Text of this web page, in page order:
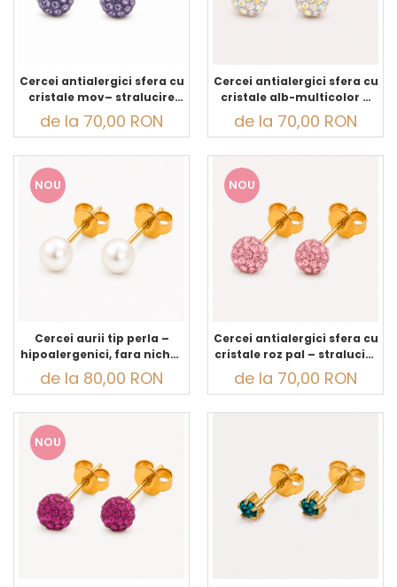
Cercei antialergici sfera cu
cristale mov– stralucire
delicata
de la 70,00 RON
Cercei antialergici sfera cu
cristale alb-multicolor –
stralucire delicata
de la 70,00 RON
NOU
Cercei aurii tip perla –
hipoalergenici, fara nichel,
pentru piele sensibila
de la 80,00 RON
NOU
Cercei antialergici sfera cu
cristale roz pal – stralucire
delicata
de la 70,00 RON
NOU